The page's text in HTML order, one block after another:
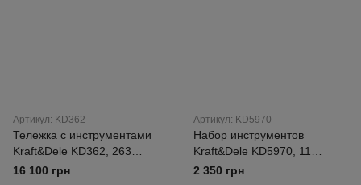
Артикул: KD362
Тележка с инструментами
Kraft&Dele KD362, 263
предмета
16 100 грн
Артикул: KD5970
Набор инструментов
Kraft&Dele KD5970, 11
предметов, с изоляцией
2 350 грн